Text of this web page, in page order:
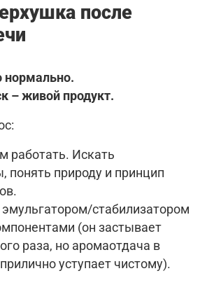
после
нормально.
– живой продукт.
работать. Искать
понять природу и принцип
эмульгатором/стабилизатором
(он застывает
раза, но аромаотдача в
уступает чистому).